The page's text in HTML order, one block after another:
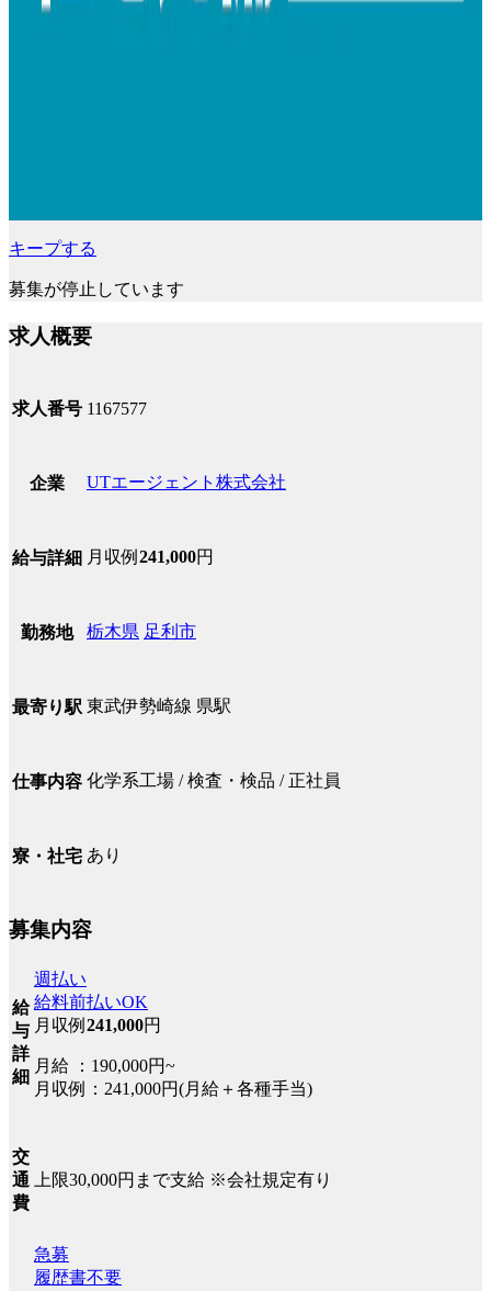
キープする
募集が停止しています
求人概要
求人番号 1167577
企業 UTエージェント株式会社
給与詳細 月収例 241,000円
勤務地 栃木県 足利市
最寄り駅 東武伊勢崎線 県駅
仕事内容 化学系工場 / 検査・検品 / 正社員
寮・社宅 あり
募集内容
給
与
詳
細
週払い
給料前払いOK
月収例 241,000円
月給 ：190,000円~
月収例：241,000円(月給＋各種手当)
交
通
費
上限30,000円まで支給 ※会社規定有り
急募
履歴書不要